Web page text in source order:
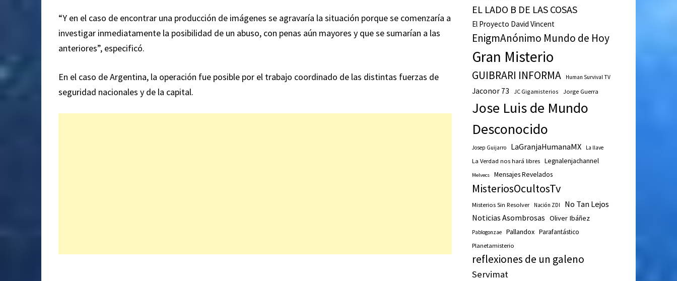
“Y en el caso de encontrar una producción de imágenes se agravaría la situación porque se comenzaría a
investigar inmediatamente la posibilidad de un abuso, con penas aún mayores y que se sumarían a las
anteriores”, especificó.
En el caso de Argentina, la operación fue posible por el trabajo coordinado de las distintas fuerzas de
seguridad nacionales y de la capital.
EL LADO B DE LAS COSAS
El Proyecto David Vincent
EnigmAnónimo Mundo de Hoy
Gran Misterio
GUIBRARI INFORMA Human Survival TV
Jaconor 73 JC Gigamisterios Jorge Guerra
Jose Luis de Mundo
Desconocido
Josep Guijarro LaGranjaHumanaMX La llave
La Verdad nos hará libres Legnalenjachannel
Melvecs Mensajes Revelados
MisteriosOcultosTv
Misterios Sin Resolver Nación ZDI No Tan Lejos
Noticias Asombrosas Oliver Ibáñez
Pablogonzae Pallandox Parafantástico
Planetamisterio
reflexiones de un galeno
Servimat